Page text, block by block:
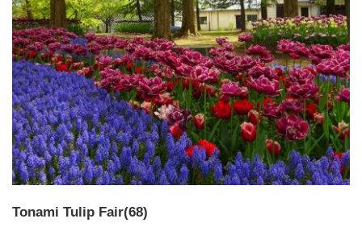
Tonami Tulip Fair(68)